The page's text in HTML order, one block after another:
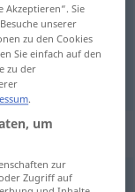
Akzeptieren“. Sie
unserer
zu den Cookies
Sie einfach auf den
zu der
.
um
zur
Zugriff auf